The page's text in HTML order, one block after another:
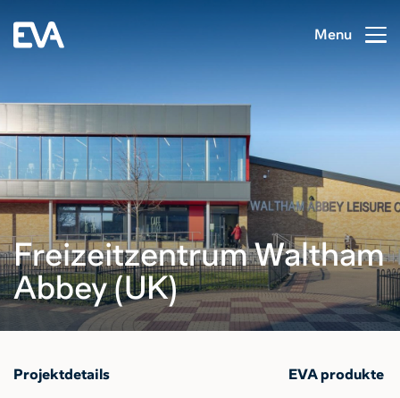
Menu
Freizeitzentrum Waltham
Abbey (UK)
Projektdetails
EVA produkte